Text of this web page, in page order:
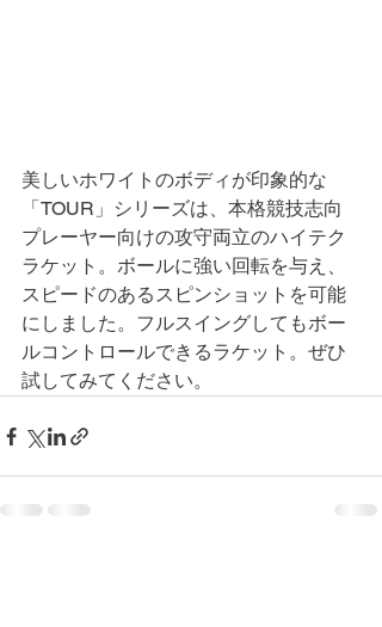
美しいホワイトのボディが印象的な
「TOUR」シリーズは、本格競技志向
プレーヤー向けの攻守両立のハイテク
ラケット。ボールに強い回転を与え、
スピードのあるスピンショットを可能
にしました。フルスイングしてもボー
ルコントロールできるラケット。ぜひ
試してみてください。